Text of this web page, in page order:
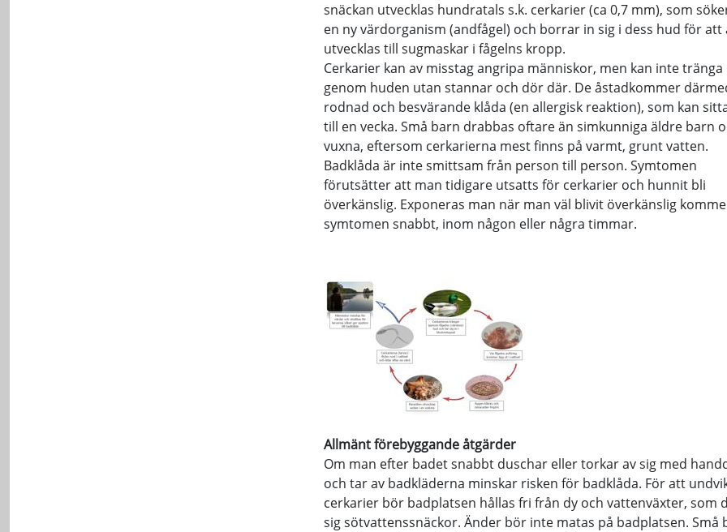
snäckan utvecklas hundratals s.k. cerkarier (ca 0,7 mm), som
en ny värdorganism (andfågel) och borrar in sig i dess hud för att
utvecklas till sugmaskar i fågelns kropp.
Cerkarier kan av misstag angripa människor, men kan inte tränga
genom huden utan stannar och dör där. De åstadkommer
rodnad och besvärande klåda (en allergisk reaktion), som kan
till en vecka. Små barn drabbas oftare än simkunniga äldre barn
vuxna, eftersom cerkarierna mest finns på varmt, grunt vatten.
Badklåda är inte smittsam från person till person. Symtomen
förutsätter att man tidigare utsatts för cerkarier och hunnit bli
överkänslig. Exponeras man när man väl blivit överkänslig
symtomen snabbt, inom någon eller några timmar.
Allmänt förebyggande åtgärder
Om man efter badet snabbt duschar eller torkar av sig med
och tar av badkläderna minskar risken för badklåda. För att
cerkarier bör badplatsen hållas fri från dy och vattenväxter, som
sig sötvattenssnäckor. Änder bör inte matas på badplatsen. Små